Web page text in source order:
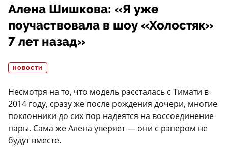
Алена Шишкова: «Я уже
поучаствовала в шоу «Холостяк»
7 лет назад»
НОВОСТИ
Несмотря на то, что модель рассталась с Тимати в
2014 году, сразу же после рождения дочери, многие
поклонники до сих пор надеятся на воссоединение
пары. Сама же Алена уверяет — они с рэпером не
будут вместе.